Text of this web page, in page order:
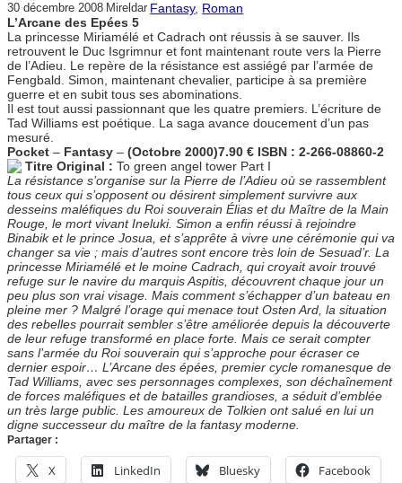
30 décembre 2008 Mireldar Fantasy, Roman
L’Arcane des Epées 5
La princesse Miriamélé et Cadrach ont réussis à se sauver. Ils
retrouvent le Duc Isgrimnur et font maintenant route vers la Pierre
de l’Adieu. Le repère de la résistance est assiégé par l’armée de
Fengbald. Simon, maintenant chevalier, participe à sa première
guerre et en subit tous ses abominations.
Il est tout aussi passionnant que les quatre premiers. L’écriture de
Tad Williams est poétique. La saga avance doucement d’un pas
mesuré.
Pocket – Fantasy – (Octobre 2000)7.90 € ISBN : 2-266-08860-2
Titre Original : To green angel tower Part I
La résistance s’organise sur la Pierre de l’Adieu où se rassemblent
tous ceux qui s’opposent ou désirent simplement survivre aux
desseins maléfiques du Roi souverain Élias et du Maître de la Main
Rouge, le mort vivant Ineluki. Simon a enfin réussi à rejoindre
Binabik et le prince Josua, et s’apprête à vivre une cérémonie qui va
changer sa vie ; mais d’autres sont encore très loin de Sesuad’r. La
princesse Miriamélé et le moine Cadrach, qui croyait avoir trouvé
refuge sur le navire du marquis Aspitis, découvrent chaque jour un
peu plus son vrai visage. Mais comment s’échapper d’un bateau en
pleine mer ? Malgré l’orage qui menace tout Osten Ard, la situation
des rebelles pourrait sembler s’être améliorée depuis la découverte
de leur refuge transformé en place forte. Mais ce serait compter
sans l’armée du Roi souverain qui s’approche pour écraser ce
dernier espoir… L’Arcane des épées, premier cycle romanesque de
Tad Williams, avec ses personnages complexes, son déchaînement
de forces maléfiques et de batailles grandioses, a séduit d’emblée
un très large public. Les amoureux de Tolkien ont salué en lui un
digne successeur du maître de la fantasy moderne.
Partager :
X LinkedIn Bluesky Facebook